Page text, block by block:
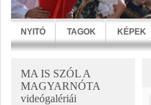
NYITÓ TAGOK KÉPEK
MA IS SZÓL A
MAGYARNÓTA
videógalériái